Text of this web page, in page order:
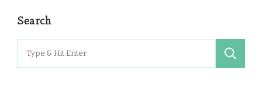
Search
Search
for: